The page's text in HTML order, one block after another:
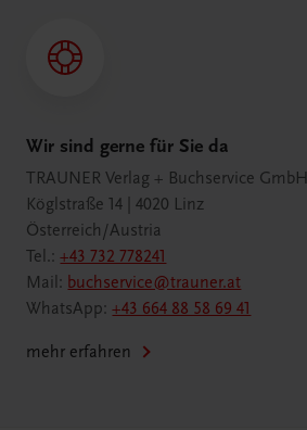
Wir sind gerne für Sie da
TRAUNER Verlag + Buchservice GmbH
Köglstraße 14 | 4020 Linz
Österreich/Austria
Tel.:+43 732 778241
Mail: buchservice@trauner.at
WhatsApp:+43 664 88 58 69 41
mehr erfahren